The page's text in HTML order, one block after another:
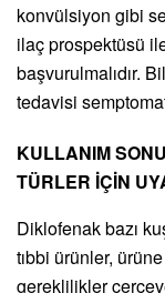
konvülsiyon gibi
ilaç prospektüsü
başvurulmalıdır.
tedavisi
KULLANIM
TÜRLER İÇİN
Diklofenak bazı
tıbbi ürünler,
gereklilikler